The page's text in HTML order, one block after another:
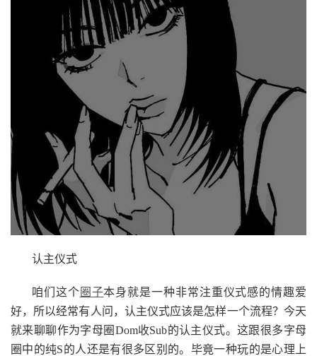
认主仪式
咱们这个 圈子本身就是一种非常注重仪式感的情趣爱
好，所以经常有人问，认主仪式应该是怎样一个流程？今天
就来聊聊作为字母圈Dom收Sub的认主仪式。这跟很多字母
圈中的纯S的人还是有很多区别的。毕竟一种玩的是心理上